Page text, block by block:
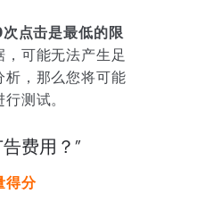
点击是最低的限
，可能无法产生足
，那么您将可能
测试。
费用？”
得分